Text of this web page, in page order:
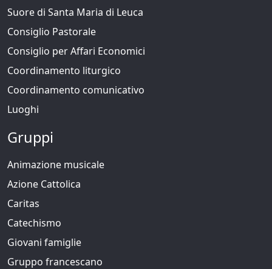
Suore di Santa Maria di Leuca
Consiglio Pastorale
Consiglio per Affari Economici
Coordinamento liturgico
Coordinamento comunicativo
Luoghi
Gruppi
Animazione musicale
Azione Cattolica
Caritas
Catechismo
Giovani famiglie
Gruppo francescano